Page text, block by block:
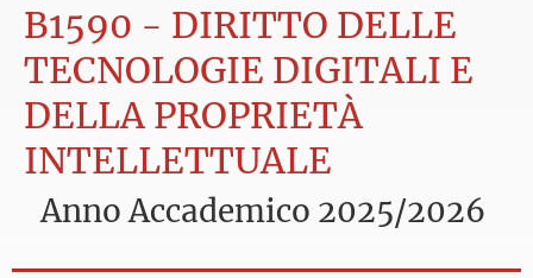
B1590 - DIRITTO DELLE
TECNOLOGIE DIGITALI E
DELLA PROPRIETÀ
INTELLETTUALE
Anno Accademico 2025/2026